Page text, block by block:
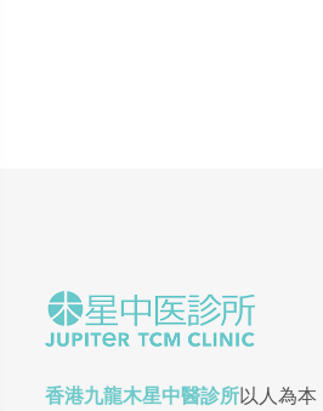
香港九龍木星中醫診所以人為